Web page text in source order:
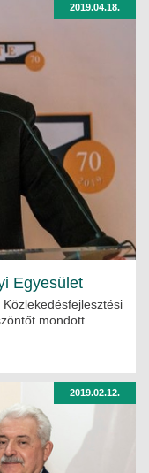
2019.04.18.
Egyesület
mondott
2019.02.12.